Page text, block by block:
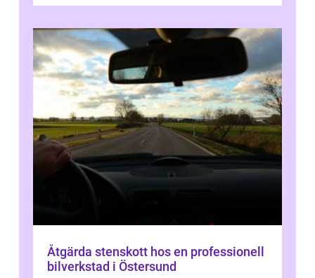
Åtgärda stenskott hos en professionell
bilverkstad i Östersund